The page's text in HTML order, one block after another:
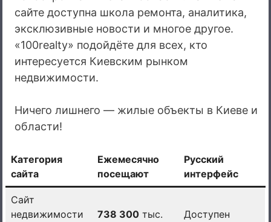
сайте доступна школа ремонта, аналитика,
эксклюзивные новости и многое другое.
«100realty» подойдёте для всех, кто
интересуется Киевским рынком
недвижимости.
Ничего лишнего — жилые объекты в Киеве и
области!
Категория
сайта
Ежемесячно
посещают
Русский
интерфейс
Сайт
недвижимости
738 300 тыс. Доступен